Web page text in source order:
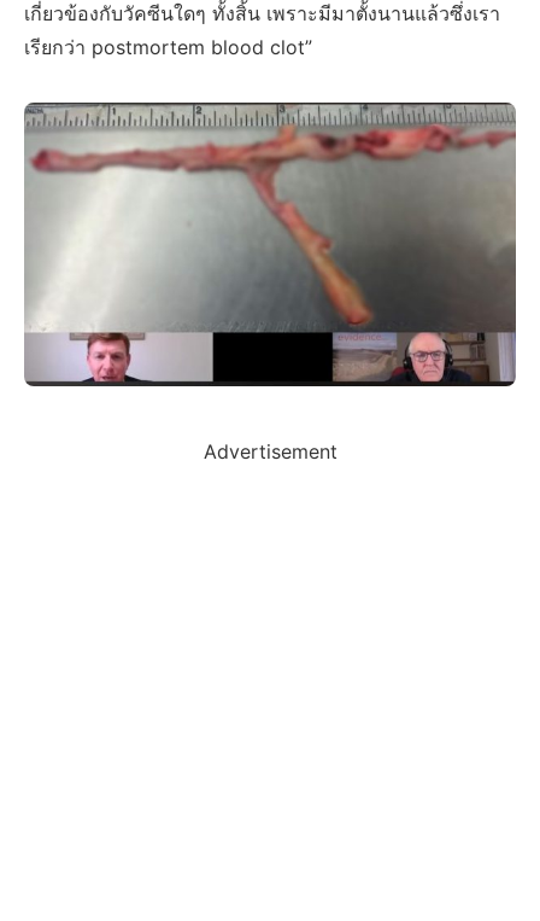
เกี่ยวข้องกับวัคซีนใดๆ ทั้งสิ้น เพราะมีมาตั้งนานแล้วซึ่งเรา
เรียกว่า postmortem blood clot”
Advertisement